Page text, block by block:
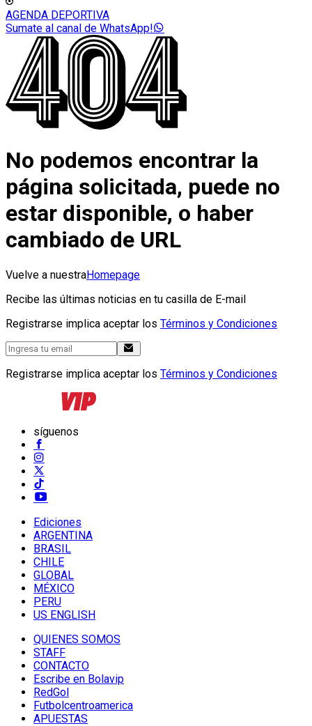
AGENDA DEPORTIVA
Sumate al canal de WhatsApp!
No podemos encontrar la
página solicitada, puede no
estar disponible, o haber
cambiado de URL
Vuelve a nuestraHomepage
Recibe las últimas noticias en tu casilla de E-mail
Registrarse implica aceptar los Términos y Condiciones
Registrarse implica aceptar los Términos y Condiciones
síguenos
Ediciones
ARGENTINA
BRASIL
CHILE
GLOBAL
MÉXICO
PERU
US ENGLISH
QUIENES SOMOS
STAFF
CONTACTO
Escribe en Bolavip
RedGol
Futbolcentroamerica
APUESTAS